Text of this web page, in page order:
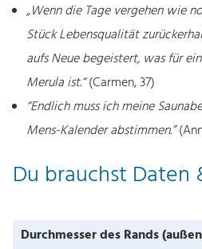
„Wenn die Tage vergehen wie
Stück Lebensqualität
aufs Neue begeistert, was für
Merula ist.“(Carmen, 37)
“Endlich muss ich meine
Mens-Kalender abstimmen.”
Du brauchst Daten
Durchmesser des Rands